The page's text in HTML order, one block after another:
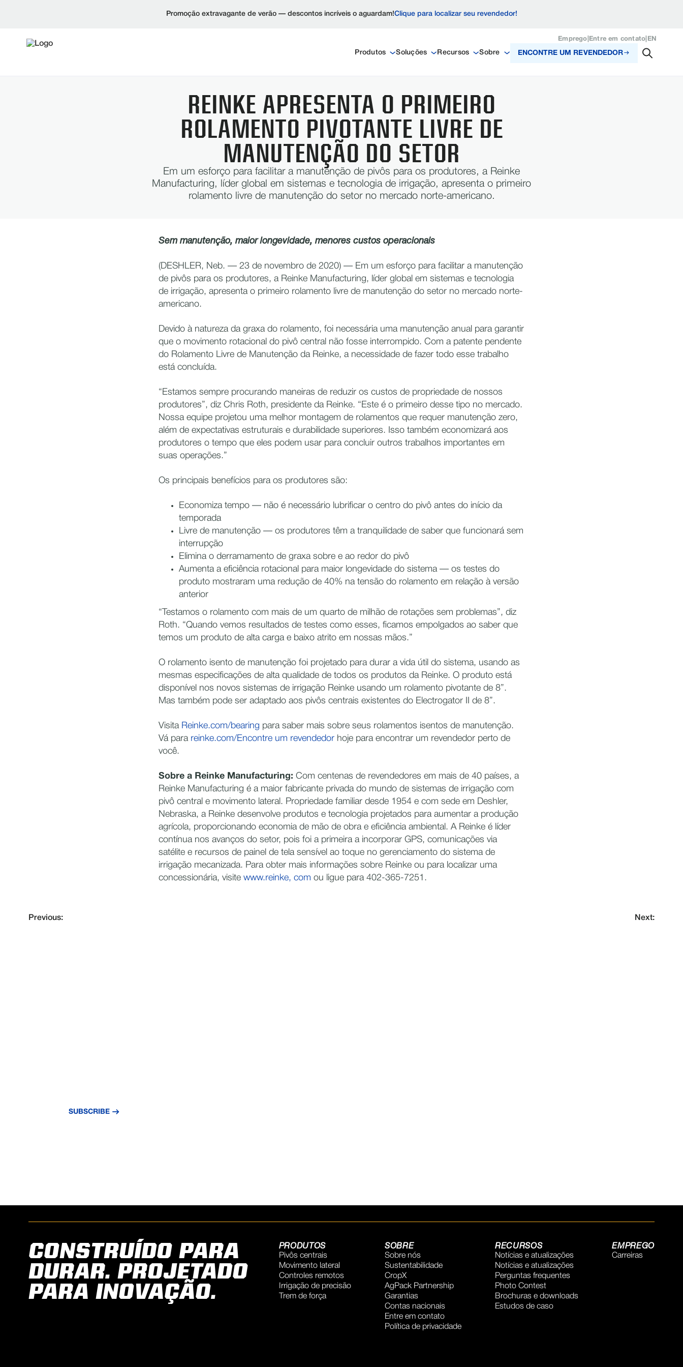
Promoção extravagante de verão — descontos incríveis o aguardam!Clique para localizar seu revendedor!
Emprego Entre em contato EN
Produtos Soluções Recursos Sobre ENCONTRE UM REVENDEDOR
REINKE APRESENTA O PRIMEIRO
ROLAMENTO PIVOTANTE LIVRE DE
MANUTENÇÃO DO SETOR
Em um esforço para facilitar a manutenção de pivôs para os produtores, a Reinke
Manufacturing, líder global em sistemas e tecnologia de irrigação, apresenta o primeiro
rolamento livre de manutenção do setor no mercado norte-americano.
Sem manutenção, maior longevidade, menores custos operacionais
(DESHLER, Neb. — 23 de novembro de 2020) — Em um esforço para facilitar a manutenção
de pivôs para os produtores, a Reinke Manufacturing, líder global em sistemas e tecnologia
de irrigação, apresenta o primeiro rolamento livre de manutenção do setor no mercado norte-
americano.
Devido à natureza da graxa do rolamento, foi necessária uma manutenção anual para garantir
que o movimento rotacional do pivô central não fosse interrompido. Com a patente pendente
do Rolamento Livre de Manutenção da Reinke, a necessidade de fazer todo esse trabalho
está concluída.
“Estamos sempre procurando maneiras de reduzir os custos de propriedade de nossos
produtores”, diz Chris Roth, presidente da Reinke. “Este é o primeiro desse tipo no mercado.
Nossa equipe projetou uma melhor montagem de rolamentos que requer manutenção zero,
além de expectativas estruturais e durabilidade superiores. Isso também economizará aos
produtores o tempo que eles podem usar para concluir outros trabalhos importantes em
suas operações.”
Os principais benefícios para os produtores são:
Economiza tempo — não é necessário lubrificar o centro do pivô antes do início da
temporada
Livre de manutenção — os produtores têm a tranquilidade de saber que funcionará sem
interrupção
Elimina o derramamento de graxa sobre e ao redor do pivô
Aumenta a eficiência rotacional para maior longevidade do sistema — os testes do
produto mostraram uma redução de 40% na tensão do rolamento em relação à versão
anterior
“Testamos o rolamento com mais de um quarto de milhão de rotações sem problemas”, diz
Roth. “Quando vemos resultados de testes como esses, ficamos empolgados ao saber que
temos um produto de alta carga e baixo atrito em nossas mãos.”
O rolamento isento de manutenção foi projetado para durar a vida útil do sistema, usando as
mesmas especificações de alta qualidade de todos os produtos da Reinke. O produto está
disponível nos novos sistemas de irrigação Reinke usando um rolamento pivotante de 8”.
Mas também pode ser adaptado aos pivôs centrais existentes do Electrogator II de 8”.
Visita Reinke.com/bearing para saber mais sobre seus rolamentos isentos de manutenção.
Vá para reinke.com/Encontre um revendedor hoje para encontrar um revendedor perto de
você.
Sobre a Reinke Manufacturing: Com centenas de revendedores em mais de 40 países, a
Reinke Manufacturing é a maior fabricante privada do mundo de sistemas de irrigação com
pivô central e movimento lateral. Propriedade familiar desde 1954 e com sede em Deshler,
Nebraska, a Reinke desenvolve produtos e tecnologia projetados para aumentar a produção
agrícola, proporcionando economia de mão de obra e eficiência ambiental. A Reinke é líder
contínua nos avanços do setor, pois foi a primeira a incorporar GPS, comunicações via
satélite e recursos de painel de tela sensível ao toque no gerenciamento do sistema de
irrigação mecanizada. Para obter mais informações sobre Reinke ou para localizar uma
concessionária, visite www.reinke, com ou ligue para 402-365-7251.
Previous: Next:
SUBSCRIBE
CONSTRUÍDO PARA
DURAR. PROJETADO
PARA INOVAÇÃO.
PRODUTOS
Pivôs centrais
Movimento lateral
Controles remotos
Irrigação de precisão
Trem de força
SOBRE
Sobre nós
Sustentabilidade
CropX
AgPack Partnership
Garantias
Contas nacionais
Entre em contato
Política de privacidade
RECURSOS
Notícias e atualizações
Notícias e atualizações
Perguntas frequentes
Photo Contest
Brochuras e downloads
Estudos de caso
EMPREGO
Carreiras